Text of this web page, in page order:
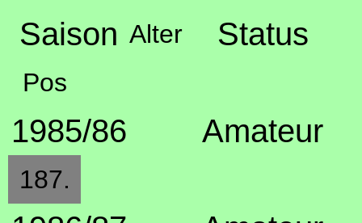
Saison Alter Status
Pos
1985/86 Amateur
187.